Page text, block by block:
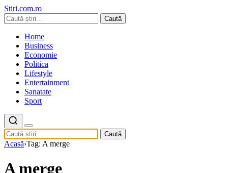
Stiri.com.ro
Caută
Home
Business
Economie
Politica
Lifestyle
Entertainment
Sanatate
Sport
Caută
Acasă›Tag: A merge
A merge